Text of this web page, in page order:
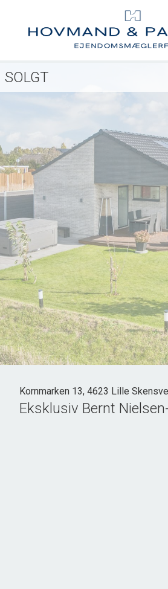
SOLGT
Kornmarken 13, 4623 Lille
Eksklusiv Bernt